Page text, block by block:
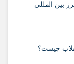
و اینجا مرز بین المللی
چیست؟